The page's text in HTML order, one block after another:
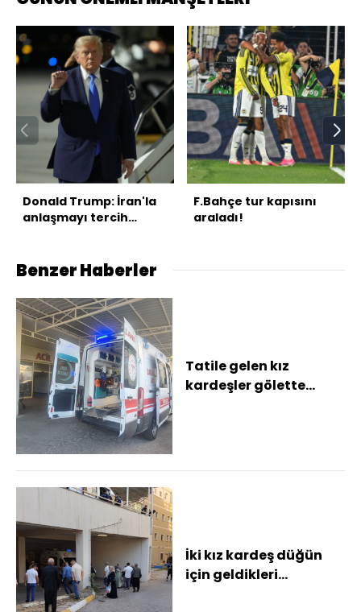
Donald Trump: İran'la
anlaşmayı tercih
F.Bahçe tur kapısını
araladı!
Benzer Haberler
Tatile gelen kız
kardeşler gölette
İki kız kardeş düğün
için geldikleri